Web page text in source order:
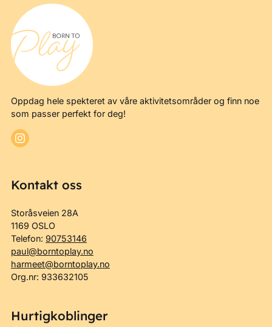
Oppdag hele spekteret av våre aktivitetsområder og finn noe
som passer perfekt for deg!
Kontakt oss
Storåsveien 28A
1169 OSLO
Telefon: 90753146
paul@borntoplay.no
harmeet@borntoplay.no
Org.nr: 933632105
Hurtigkoblinger